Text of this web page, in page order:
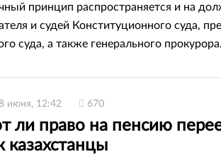
принцип распространяется и на
и судей Конституционного суда,
суда, а также генерального прокурора.
июня, 12:42 670
ли право на пенсию
казахстанцы